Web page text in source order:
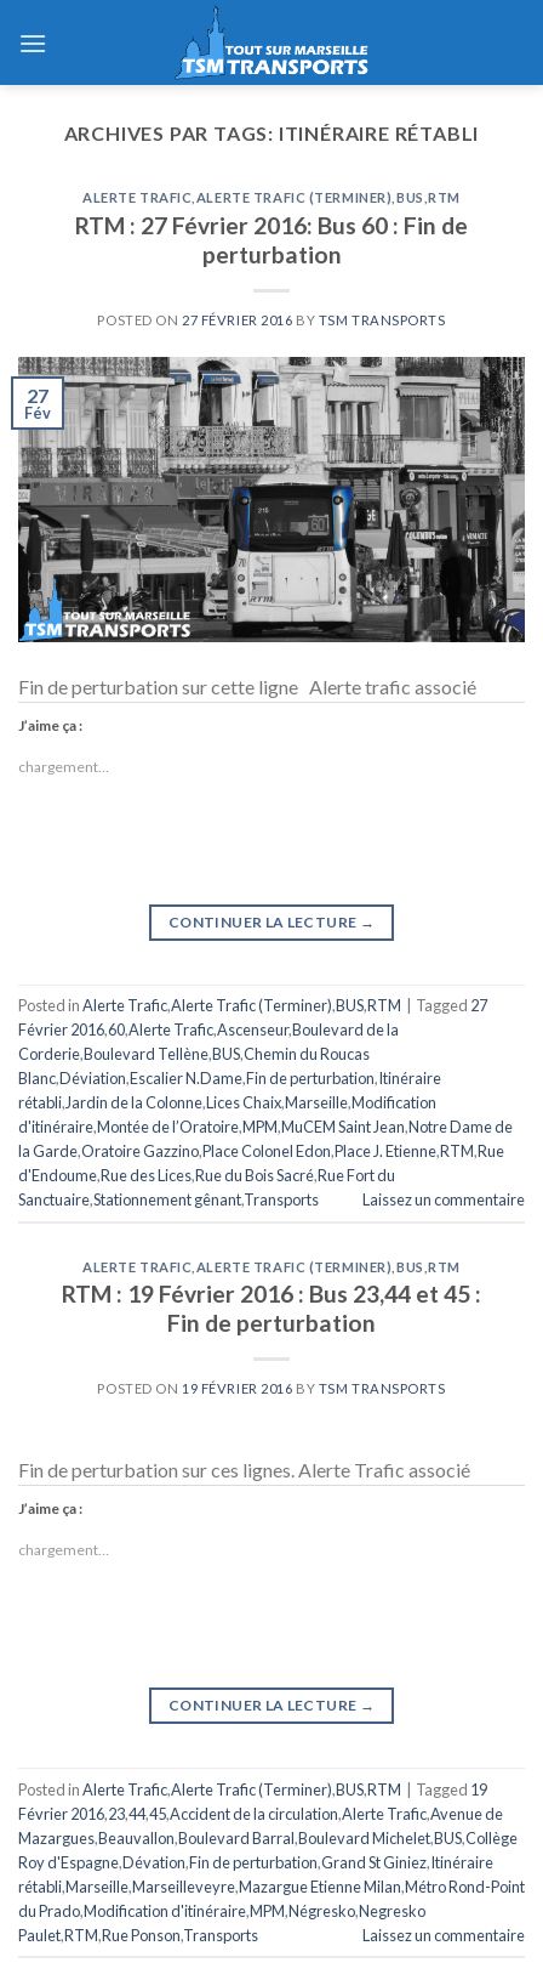
ARCHIVES PAR TAGS: ITINÉRAIRE RÉTABLI
ALERTE TRAFIC ALERTE TRAFIC (TERMINER) BUS ,RTM
RTM : 27 Février 2016: Bus 60 : Fin de
perturbation
POSTED ON 27 FÉVRIER 2016 BY TSM TRANSPORTS
27
Fév
Fin de perturbation sur cette ligne Alerte trafic associé
J’aime ça :
chargement…
CONTINUER LA LECTURE →
Posted inAlerte Trafic,Alerte Trafic (Terminer),BUS,RTM Tagged 27
Février 2016,60,Alerte Trafic,Ascenseur,Boulevard de la
Corderie,Boulevard Tellène,BUS,Chemin du Roucas
Blanc,Déviation,Escalier N.Dame,Fin de perturbation,Itinéraire
rétabli,Jardin de la Colonne,Lices Chaix,Marseille,Modification
d'itinéraire,Montée de l’Oratoire,MPM,MuCEM Saint Jean,Notre Dame de
la Garde,Oratoire Gazzino,Place Colonel Edon,Place J. Etienne,RTM,Rue
d'Endoume,Rue des Lices,Rue du Bois Sacré,Rue Fort du
Sanctuaire,Stationnement gênant,Transports Laissez un commentaire
ALERTE TRAFIC ALERTE TRAFIC (TERMINER) BUS ,RTM
RTM : 19 Février 2016 : Bus 23,44 et 45 :
Fin de perturbation
POSTED ON 19 FÉVRIER 2016 BY TSM TRANSPORTS
Fin de perturbation sur ces lignes. Alerte Trafic associé
J’aime ça :
chargement…
CONTINUER LA LECTURE →
Posted inAlerte Trafic,Alerte Trafic (Terminer),BUS,RTM Tagged 19
Février 2016,23,44,45,Accident de la circulation,Alerte Trafic,Avenue de
Mazargues,Beauvallon,Boulevard Barral,Boulevard Michelet,BUS,Collège
Roy d'Espagne,Dévation,Fin de perturbation,Grand St Giniez,Itinéraire
rétabli,Marseille,Marseilleveyre,Mazargue Etienne Milan,Métro Rond-Point
du Prado,Modification d'itinéraire,MPM,Négresko,Negresko
Paulet,RTM,Rue Ponson,Transports Laissez un commentaire